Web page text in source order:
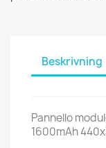
Beskrivning
Pannello
1600mAh